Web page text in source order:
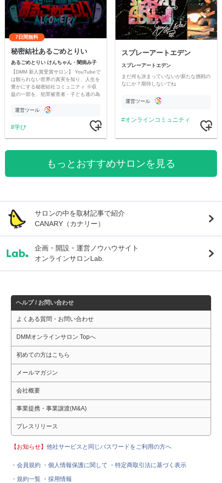
7日間無料
秘密結社あるごめとりい
あるごめとりい けんちゃん・闇病み子
【DMM 新人賞受賞サロン】 YouTubeで
は観られない世界の真実を知り、人生を
豊かにする秘密結社コミュニティ ※収
益の一部を、犯罪被害者・子ども達の為
す運営ツール
学び
スプレーアートエデン
スプレーアートエデン
まだ何も決まっていないが新たな挑戦の
なにか？期待しないでね
運営ツール
オンラインコミュニティ
もっとおすすめサロンを見る
サロンの中を取材記事で紹介
CANARY（カナリー）
企画・開設・運営ノウハウサイト
オンラインサロンLab.
ヘルプ / お問い合わせ
よくある質問・お問い合わせ
DMMオンラインサロン Topへ
初めての方はこちら
メールマガジン
会社概要
事業提携・事業譲渡(M&A)
プレスリリース
【お知らせ】他社サービスと同じパスワードをご利用の方へ
・会員規約 ・個人情報保護に関して
・特定商取引法に基づく表示
・規約一覧 ・採用情報